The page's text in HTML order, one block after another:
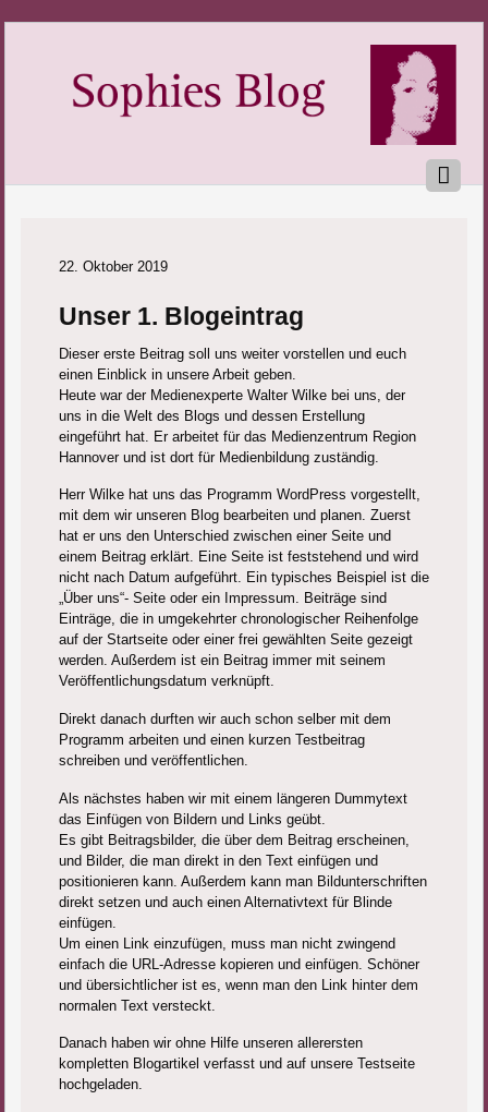
22. Oktober 2019
Unser 1. Blogeintrag
Dieser erste Beitrag soll uns weiter vorstellen und euch
einen Einblick in unsere Arbeit geben.
Heute war der Medienexperte Walter Wilke bei uns, der
uns in die Welt des Blogs und dessen Erstellung
eingeführt hat. Er arbeitet für das Medienzentrum Region
Hannover und ist dort für Medienbildung zuständig.
Herr Wilke hat uns das Programm WordPress vorgestellt,
mit dem wir unseren Blog bearbeiten und planen. Zuerst
hat er uns den Unterschied zwischen einer Seite und
einem Beitrag erklärt. Eine Seite ist feststehend und wird
nicht nach Datum aufgeführt. Ein typisches Beispiel ist die
„Über uns“- Seite oder ein Impressum. Beiträge sind
Einträge, die in umgekehrter chronologischer Reihenfolge
auf der Startseite oder einer frei gewählten Seite gezeigt
werden. Außerdem ist ein Beitrag immer mit seinem
Veröffentlichungsdatum verknüpft.
Direkt danach durften wir auch schon selber mit dem
Programm arbeiten und einen kurzen Testbeitrag
schreiben und veröffentlichen.
Als nächstes haben wir mit einem längeren Dummytext
das Einfügen von Bildern und Links geübt.
Es gibt Beitragsbilder, die über dem Beitrag erscheinen,
und Bilder, die man direkt in den Text einfügen und
positionieren kann. Außerdem kann man Bildunterschriften
direkt setzen und auch einen Alternativtext für Blinde
einfügen.
Um einen Link einzufügen, muss man nicht zwingend
einfach die URL-Adresse kopieren und einfügen. Schöner
und übersichtlicher ist es, wenn man den Link hinter dem
normalen Text versteckt.
Danach haben wir ohne Hilfe unseren allerersten
kompletten Blogartikel verfasst und auf unsere Testseite
hochgeladen.